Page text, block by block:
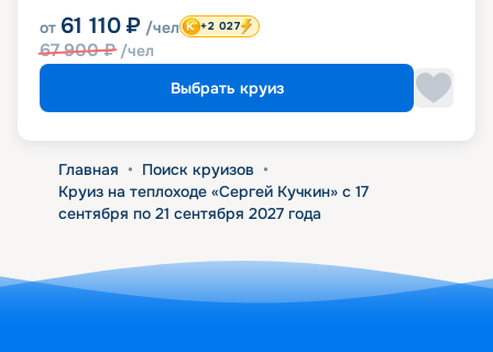
от 61 110 ₽ /чел
67 900₽ /чел
+2 027
Выбрать круиз
Главная • Поиск круизов •
Круиз на теплоходе «Сергей Кучкин» с 17
сентября по 21 сентября 2027 года